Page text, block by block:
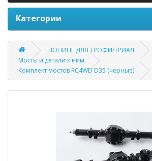
Категории
ТЮНИНГ ДЛЯ ТРОФИ/ТРИАЛ
Мосты и детали к ним
Комплект мостов RC4WD D35 (чёрные)